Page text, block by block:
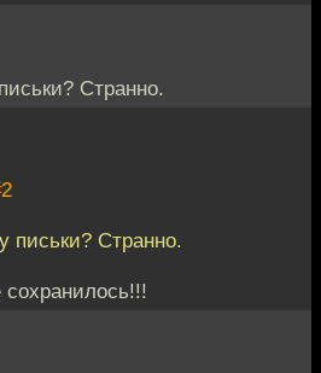
Странно.
письки? Странно.
сохранилось!!!